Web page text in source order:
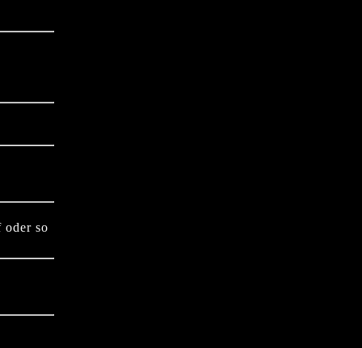
oder so